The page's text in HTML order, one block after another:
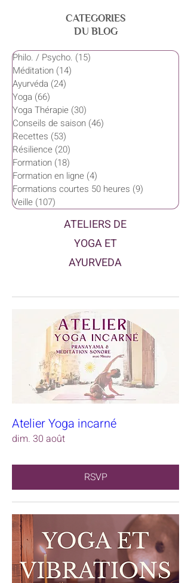
CATEGORIES
DU BLOG
Philo. / Psycho. (15)
Méditation (14)
Ayurvéda (24)
Yoga (66)
Yoga Thérapie (30)
Conseils de saison (46)
Recettes (53)
Résilience (20)
Formation (18)
Formation en ligne (4)
Formations courtes 50 heures (9)
Veille (107)
ATELIERS DE
YOGA ET
AYURVEDA
Atelier Yoga incarné
dim. 30 août
RSVP